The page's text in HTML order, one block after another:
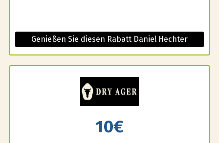
Genießen Sie diesen Rabatt Daniel Hechter
10€